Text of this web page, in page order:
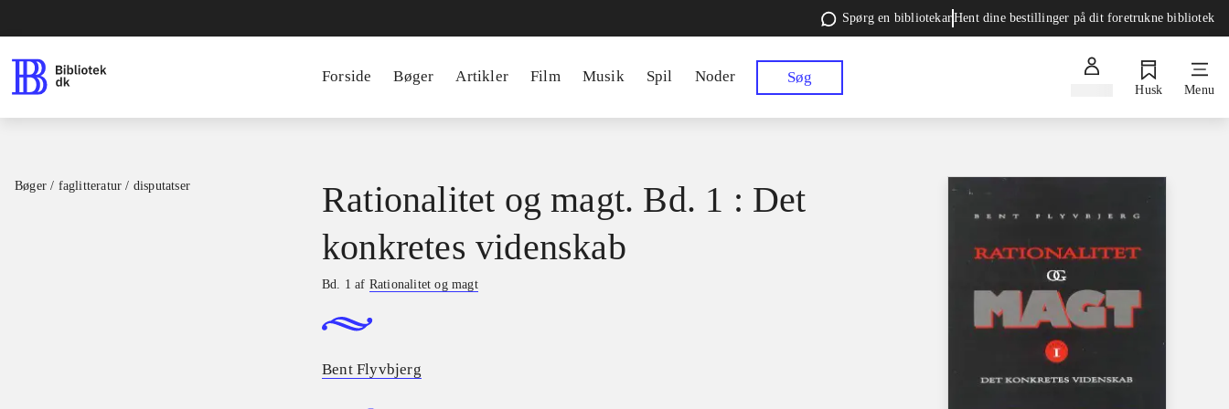
Spørg en bibliotekarHent dine bestillinger på dit foretrukne bibliotek
Forside Bøger Artikler Film Musik Spil Noder Søg
Husk Menu
Bøger / faglitteratur / disputatser
Rationalitet og magt. Bd. 1 : Det
konkretes videnskab
Bd. 1 af Rationalitet og magt
Bent Flyvbjerg